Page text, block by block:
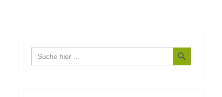
Search
for:
Search Button